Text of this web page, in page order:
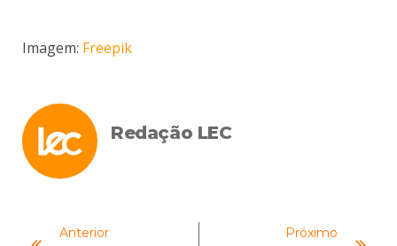
Imagem: Freepik
Redação LEC
Anterior Próximo